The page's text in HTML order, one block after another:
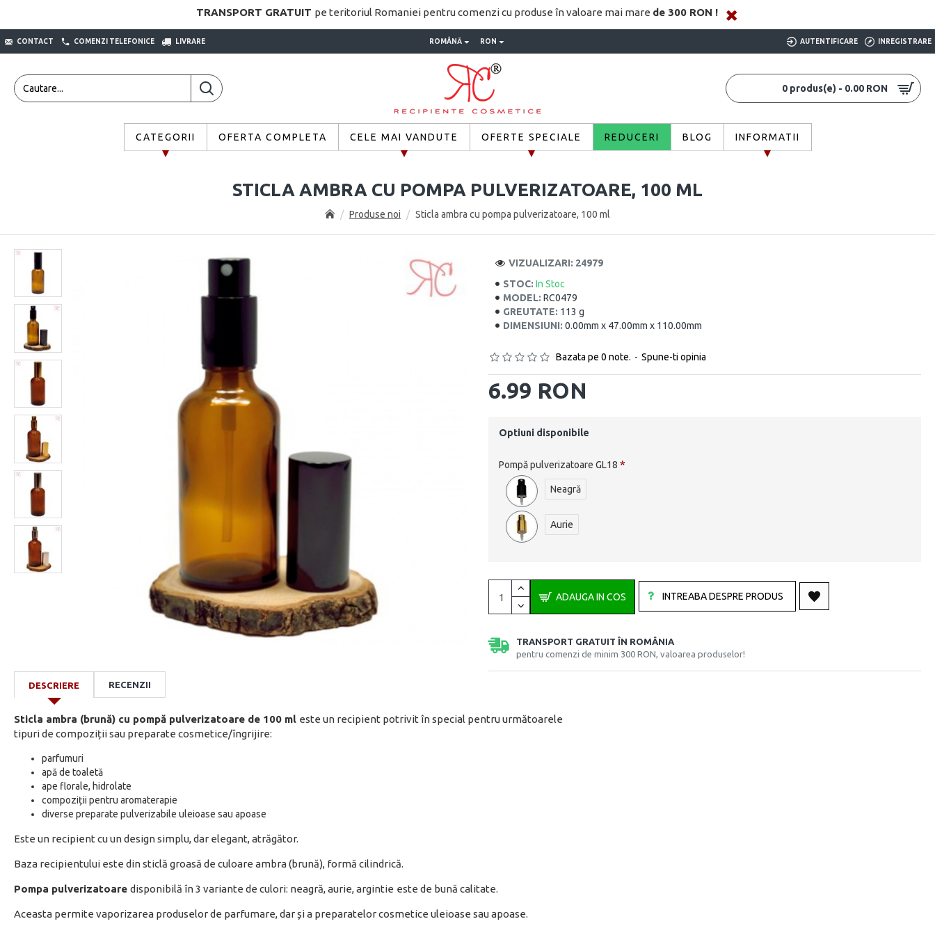
TRANSPORT GRATUIT pe teritoriul Romaniei pentru comenzi cu produse în valoare mai mare de 300 RON !
CONTACT COMENZI TELEFONICE LIVRARE ROMÂNĂ RON AUTENTIFICARE INREGISTRARE
0 produs(e) - 0.00 RON
CATEGORII OFERTA COMPLETA CELE MAI VANDUTE OFERTE SPECIALE REDUCERI BLOG INFORMATII
Produse noi Sticla ambra cu pompa pulverizatoare, 100 ml
STICLA AMBRA CU POMPA PULVERIZATOARE, 100 ML
STOC: In Stoc
MODEL: RC0479
GREUTATE: 113 g
DIMENSIUNI: 0.00mm x 47.00mm x 110.00mm
VIZUALIZARI: 24979
Bazata pe 0 note. - Spune-ti opinia
6.99 RON
Optiuni disponibile
Pompă pulverizatoare GL18
Neagră
Aurie
ADAUGA IN COS INTREABA DESPRE PRODUS
TRANSPORT GRATUIT ÎN ROMÂNIA
pentru comenzi de minim 300 RON, valoarea produselor!
DESCRIERE RECENZII
Sticla ambra (brună) cu pompă pulverizatoare de 100 ml este un recipient potrivit în special pentru următoarele
tipuri de compoziții sau preparate cosmetice/îngrijire:
parfumuri
apă de toaletă
ape florale, hidrolate
compoziții pentru aromaterapie
diverse preparate pulverizabile uleioase sau apoase
Este un recipient cu un design simplu, dar elegant, atrăgător.
Baza recipientului este din sticlă groasă de culoare ambra (brună), formă cilindrică.
Pompa pulverizatoare disponibilă în 3 variante de culori: neagră, aurie, argintie este de bună calitate.
Aceasta permite vaporizarea produselor de parfumare, dar și a preparatelor cosmetice uleioase sau apoase.